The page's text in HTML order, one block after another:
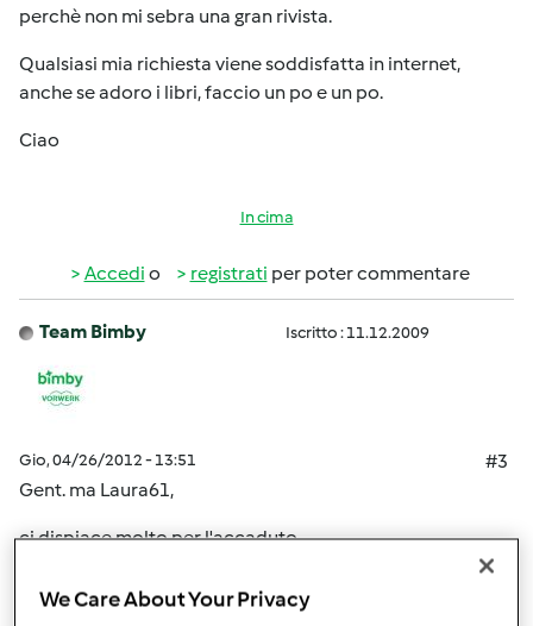
perchè non mi sebra una gran rivista.
Qualsiasi mia richiesta viene soddisfatta in internet,
anche se adoro i libri, faccio un po e un po.
Ciao
In cima
Accedi o registrati per poter commentare
Team Bimby Iscritto : 11.12.2009
Gio, 04/26/2012 - 13:51
#3
Gent. ma Laura61,
ci dispiace molto per l'accaduto.
Le ricordiamo che la gestione degli abbonamenti avviene
tramite la società Staff, trova tutti i recapiti sull'ultima
We Care About Your Privacy